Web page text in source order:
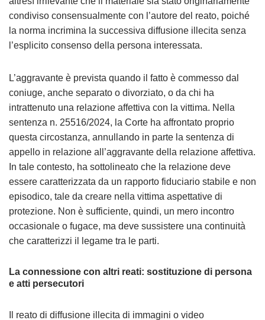
condiviso consensualmente con l’autore del reato, poiché
la norma incrimina la successiva diffusione illecita senza
l’esplicito consenso della persona interessata.
L’aggravante è prevista quando il fatto è commesso dal
coniuge, anche separato o divorziato, o da chi ha
intrattenuto una relazione affettiva con la vittima. Nella
sentenza n. 25516/2024, la Corte ha affrontato proprio
questa circostanza, annullando in parte la sentenza di
appello in relazione all’aggravante della relazione affettiva.
In tale contesto, ha sottolineato che la relazione deve
essere caratterizzata da un rapporto fiduciario stabile e non
episodico, tale da creare nella vittima aspettative di
protezione. Non è sufficiente, quindi, un mero incontro
occasionale o fugace, ma deve sussistere una continuità
che caratterizzi il legame tra le parti.
La connessione con altri reati: sostituzione di persona
e atti persecutori
Il reato di diffusione illecita di immagini o video